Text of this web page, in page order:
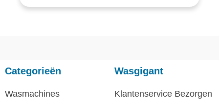
Categorieën
Wasmachines
Wasgigant
Klantenservice Bezorgen